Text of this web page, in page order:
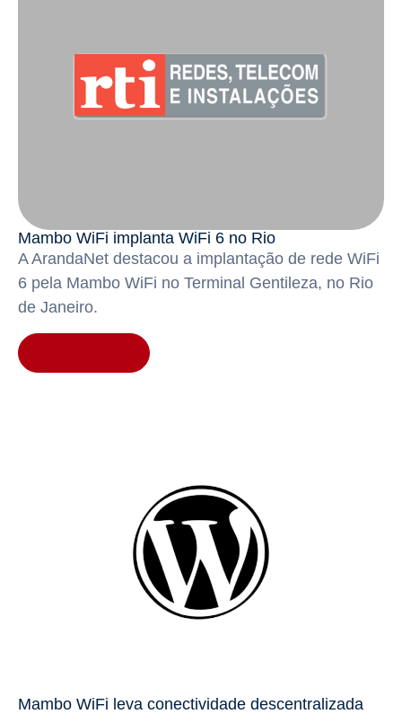
Mambo WiFi implanta WiFi 6 no Rio
A ArandaNet destacou a implantação de rede WiFi
6 pela Mambo WiFi no Terminal Gentileza, no Rio
de Janeiro.
Mambo WiFi leva conectividade descentralizada